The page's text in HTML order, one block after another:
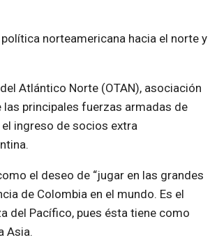
norteamericana hacia el norte y
Atlántico Norte (OTAN), asociación
las principales fuerzas armadas de
ingreso de socios extra
el deseo de “jugar en las grandes
de Colombia en el mundo. Es el
del Pacífico, pues ésta tiene como
Asia.